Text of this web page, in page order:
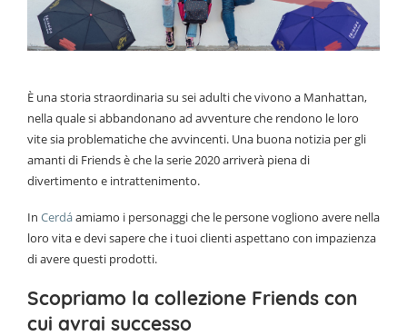
È una storia straordinaria su sei adulti che vivono a Manhattan,
nella quale si abbandonano ad avventure che rendono le loro
vite sia problematiche che avvincenti. Una buona notizia per gli
amanti di Friends è che la serie 2020 arriverà piena di
divertimento e intrattenimento.
In Cerdáamiamo i personaggi che le persone vogliono avere nella
loro vita e devi sapere che i tuoi clienti aspettano con impazienza
di avere questi prodotti.
Scopriamo la collezione Friends con
cui avrai successo